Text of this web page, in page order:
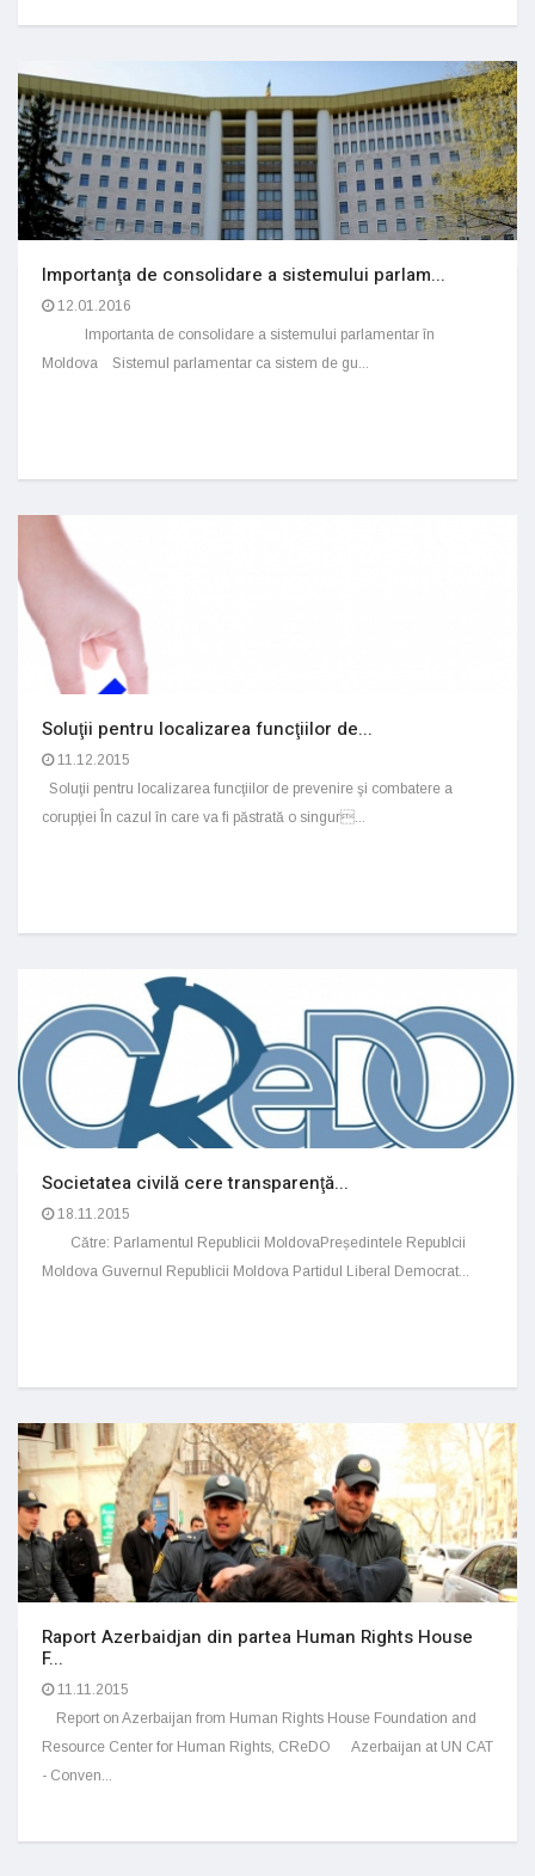
Importanţa de consolidare a sistemului parlam...
12.01.2016
Importanta de consolidare a sistemului parlamentar în
Moldova Sistemul parlamentar ca sistem de gu...
Soluţii pentru localizarea funcţiilor de...
11.12.2015
Soluţii pentru localizarea funcţiilor de prevenire şi combatere a
corupţiei În cazul în care va fi păstrată o singur...
Societatea civilă cere transparenţă...
18.11.2015
Către: Parlamentul Republicii MoldovaPreședintele Republcii
Moldova Guvernul Republicii Moldova Partidul Liberal Democrat...
Raport Azerbaidjan din partea Human Rights House
F...
11.11.2015
Report on Azerbaijan from Human Rights House Foundation and
Resource Center for Human Rights, CReDO Azerbaijan at UN CAT
- Conven...